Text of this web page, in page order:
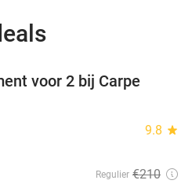
voor 2 bij Carpe
9.8 star
Regulier €210